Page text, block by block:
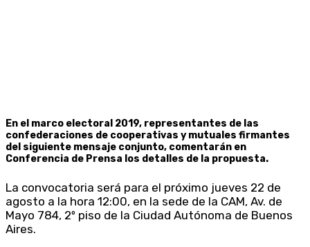
En el marco electoral 2019, representantes de las
confederaciones de cooperativas y mutuales firmantes
del siguiente mensaje conjunto, comentarán en
Conferencia de Prensa los detalles de la propuesta.
La convocatoria será para el próximo jueves 22 de
agosto a la hora 12:00, en la sede de la CAM, Av. de
Mayo 784, 2º piso de la Ciudad Autónoma de Buenos
Aires.